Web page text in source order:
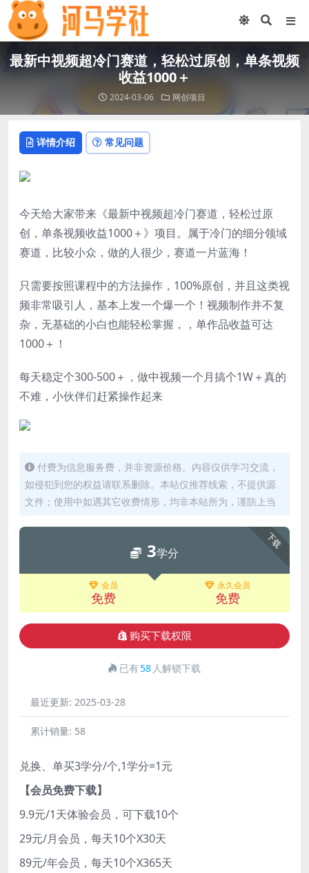
最新中视频超冷门赛道，轻松过原创，单条视频
收益1000＋
2024-03-06 网创项目
详情介绍 常见问题
今天给大家带来《最新中视频超冷门赛道，轻松过原
创，单条视频收益1000＋》项目。属于冷门的细分领域
赛道，比较小众，做的人很少，赛道一片蓝海！
只需要按照课程中的方法操作，100%原创，并且这类视
频非常吸引人，基本上发一个爆一个！视频制作并不复
杂，无基础的小白也能轻松掌握，，单作品收益可达
1000＋！
每天稳定个300-500＋，做中视频一个月搞个1W＋真的
不难，小伙伴们赶紧操作起来
付费为信息服务费，并非资源价格。内容仅供学习交流，
如侵犯到您的权益请联系删除。本站仅推荐线索，不提供源
文件；使用中如遇其它收费情形，均非本站所为，谨防上当
下载
3学分
会员
免费
永久会员
免费
购买下载权限
已有58 人解锁下载
最近更新: 2025-03-28
累计销量: 58
兑换、单买3学分/个,1学分=1元
【会员免费下载】
9.9元/1天体验会员，可下载10个
29元/月会员，每天10个X30天
89元/年会员，每天10个X365天